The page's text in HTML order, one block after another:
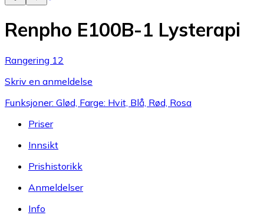
Renpho E100B-1 Lysterapi
Rangering 12
Skriv en anmeldelse
Funksjoner: Glød, Farge: Hvit, Blå, Rød, Rosa
Priser
Innsikt
Prishistorikk
Anmeldelser
Info